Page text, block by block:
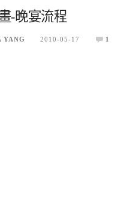
-晚宴流程
YANG 2010-05-17 1